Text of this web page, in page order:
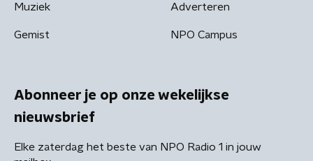
Muziek
Gemist
Adverteren
NPO Campus
Abonneer je op onze wekelijkse
nieuwsbrief
Elke zaterdag het beste van NPO Radio 1 in jouw